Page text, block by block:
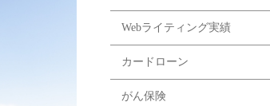
Webライティング実績
カードローン
がん保険